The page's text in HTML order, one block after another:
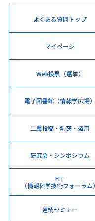
よくある質問トップ
マイページ
Web投票（選挙）
電子図書館（情報学広場）
二重投稿・剽窃・盗用
研究会・シンポジウム
FIT
（情報科学技術フォーラム）
連続セミナー